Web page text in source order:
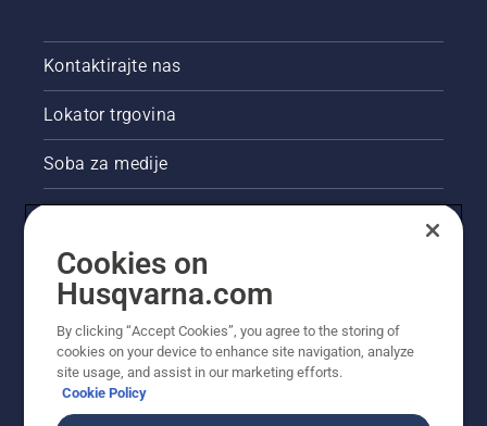
Kontaktirajte nas
Lokator trgovina
Soba za medije
Akcije
Pravne informacije o proizvodu
Ostale stranice tvrtke Husqvarna
Cookies on
Husqvarna.com
By clicking “Accept Cookies”, you agree to the storing of
cookies on your device to enhance site navigation, analyze
site usage, and assist in our marketing efforts.
Cookie Policy